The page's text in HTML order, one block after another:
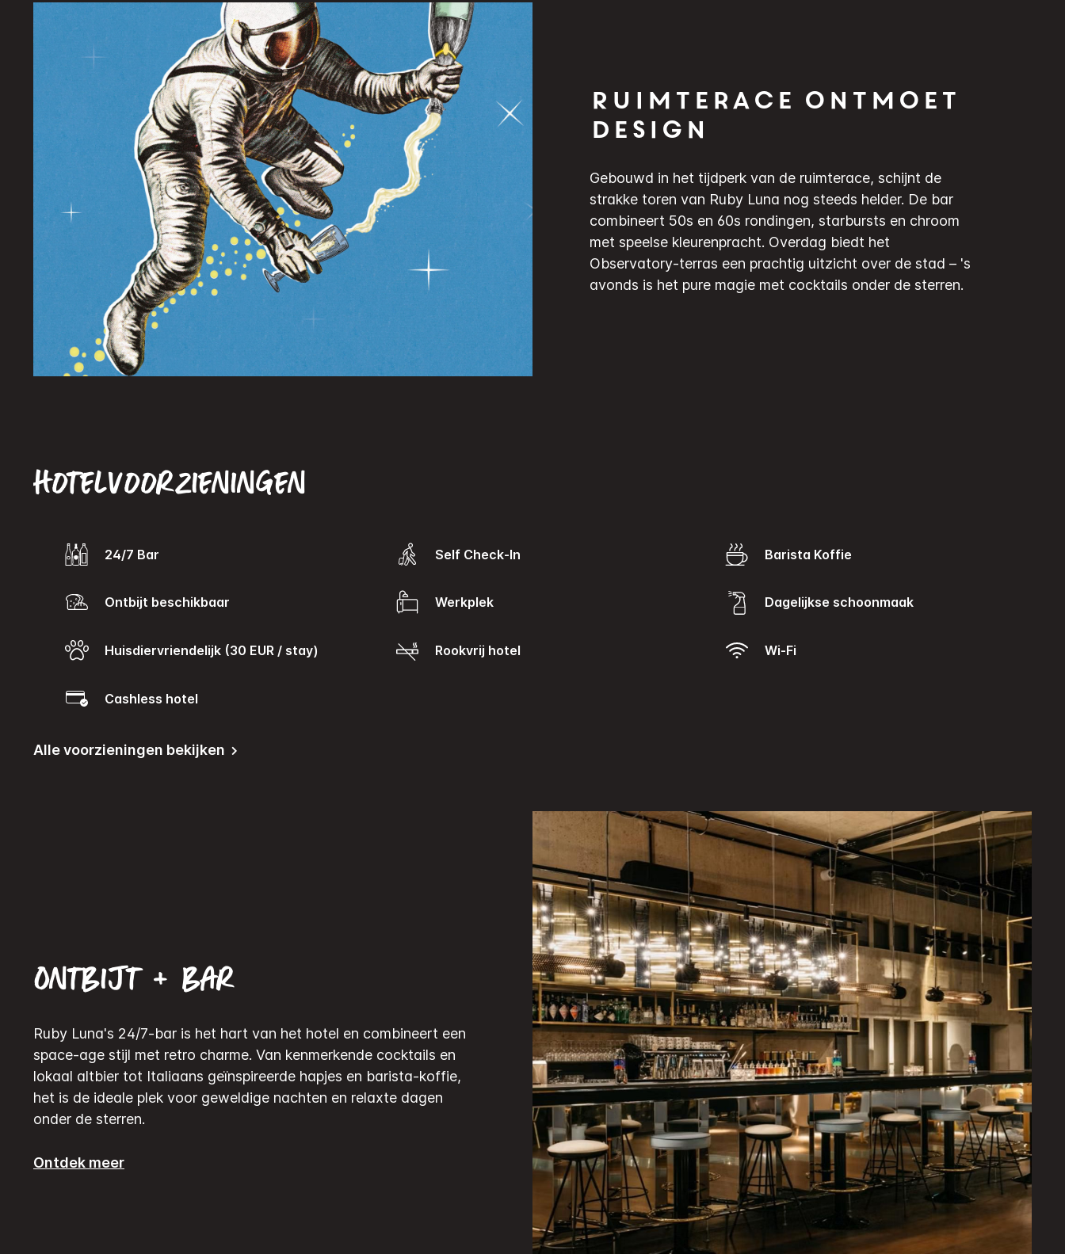
Ruimterace ontmoet
design
Gebouwd in het tijdperk van de ruimterace, schijnt de
strakke toren van Ruby Luna nog steeds helder. De bar
combineert 50s en 60s rondingen, starbursts en chroom
met speelse kleurenpracht. Overdag biedt het
Observatory-terras een prachtig uitzicht over de stad – 's
avonds is het pure magie met cocktails onder de sterren.
Hotelvoorzieningen
24/7 Bar Self Check-In Barista Koffie
Ontbijt beschikbaar Werkplek Dagelijkse schoonmaak
Huisdiervriendelijk (30 EUR / stay) Rookvrij hotel Wi-Fi
Cashless hotel
Alle voorzieningen bekijken
Ontbijt + bar
Ruby Luna's 24/7-bar is het hart van het hotel en combineert een
space-age stijl met retro charme. Van kenmerkende cocktails en
lokaal altbier tot Italiaans geïnspireerde hapjes en barista-koffie,
het is de ideale plek voor geweldige nachten en relaxte dagen
onder de sterren.
Ontdek meer